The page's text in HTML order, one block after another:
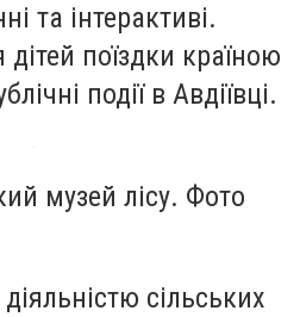
та інтерактиві.
поїздки країною
події в Авдіївці.
музей лісу. Фото
сільських